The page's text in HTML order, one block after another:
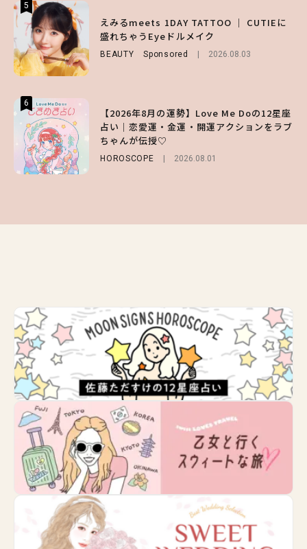
5
えみるmeets 1DAY TATTOO ｜ CUTIEに
盛れちゃうEyeドルメイク
BEAUTY Sponsored 2026.08.03
6
【2026年8月の運勢】Love Me Doの12星座
占い｜恋愛運・金運・開運アクションをラブ
ちゃんが伝授♡
HOROSCOPE 2026.08.01
5
【SNIDEL】長濱ねるとロマンティックトラ
ッドな秋はじめ｜2026秋の新作コーデ4選
FASHION Sponsored 2026.07.10
6
【ALD1】グループの魅力＆素顔に迫る♡ 一
問一答をお届け！【sweet web独占】
5
【夏ヘアのくずれ・うねりに】ヘアメイク夢
月直伝♡ ドライシャンプー「バティスト」
を使ったプロ級スタイリング3選
Sponsored
6
【GU】夏の“主役級”アイテム決定！ヘルシ
ー＆可愛すぎる「大人の肌見せ」トップス3
選
FASHION 2026.07.19